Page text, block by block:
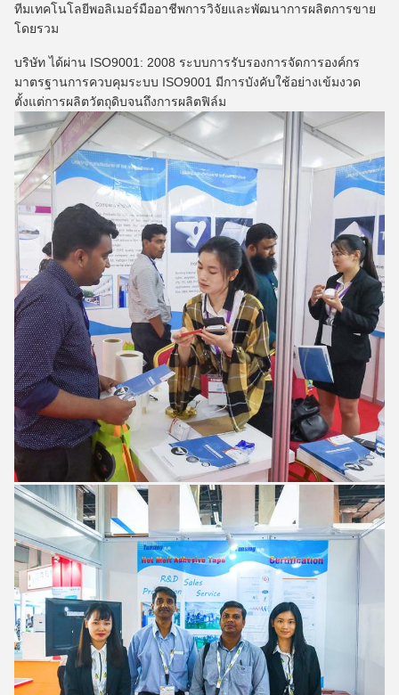
ทีมเทคโนโลยีพอลิเมอร์มืออาชีพการวิจัยและพัฒนาการผลิตการขาย
โดยรวม
บริษัท ได้ผ่าน ISO9001: 2008 ระบบการรับรองการจัดการองค์กร
มาตรฐานการควบคุมระบบ ISO9001 มีการบังคับใช้อย่างเข้มงวด
ตั้งแต่การผลิตวัตถุดิบจนถึงการผลิตฟิล์ม